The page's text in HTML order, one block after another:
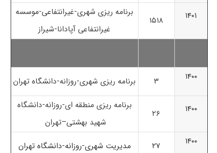
۱۴۰۱
۱۵۱۸
برنامه ریزی شهری-غیرانتفاعی-موسسه
غیرانتفاعی آپادانا-شیراز
۱۴۰۰ ۳ برنامه ریزی شهری-روزانه-دانشگاه تهران
۱۴۰۰ ۲۶
برنامه ریزی منطقه ای-روزانه-دانشگاه
شهید بهشتی–تهران
۱۴۰۰
۲۷
مدیریت شهری-روزانه-دانشگاه تهران